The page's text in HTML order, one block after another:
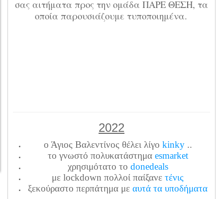
σας αιτήματα προς την ομάδα ΠΑΡΕ ΘΕΣΗ, τα
οποία παρουσιάζουμε τυποποιημένα.
2022
ο Άγιος Βαλεντίνος θέλει λίγο kinky..
το γνωστό πολυκατάστημα esmarket
χρησιμότατο το donedeals
με lockdown πολλοί παίξανε τένις
ξεκούραστο περπάτημα με αυτά τα υποδήματα